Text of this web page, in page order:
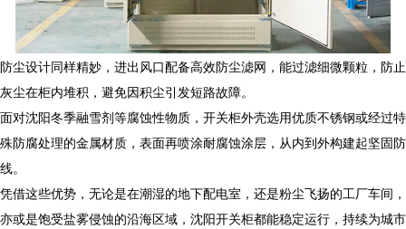
防尘设计同样精妙，进出风口配备高效防尘滤网，能过滤细微颗粒，防止
灰尘在柜内堆积，避免因积尘引发短路故障。
面对沈阳冬季融雪剂等腐蚀性物质，开关柜外壳选用优质不锈钢或经过特
殊防腐处理的金属材质，表面再喷涂耐腐蚀涂层，从内到外构建起坚固防
线。
凭借这些优势，无论是在潮湿的地下配电室，还是粉尘飞扬的工厂车间，
亦或是饱受盐雾侵蚀的沿海区域，沈阳开关柜都能稳定运行，持续为城市